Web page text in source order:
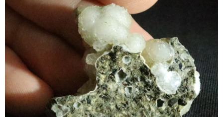
ÚČINKY
KRYSTALY
ČLÁNKY
NALEZIŠTĚ